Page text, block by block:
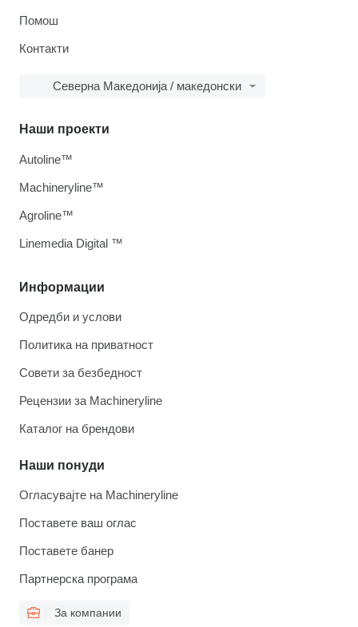
Помош
Контакти
Северна Македонија / македонски
Информации
Одредби и услови
Политика на приватност
Совети за безбедност
Рецензии за Machineryline
Каталог на брендови
Наши понуди
Огласувајте на Machineryline
Поставете ваш оглас
Поставете банер
Партнерска програма
За компании
Наши проекти
Autoline™
Machineryline™
Agroline™
Linemedia Digital ™